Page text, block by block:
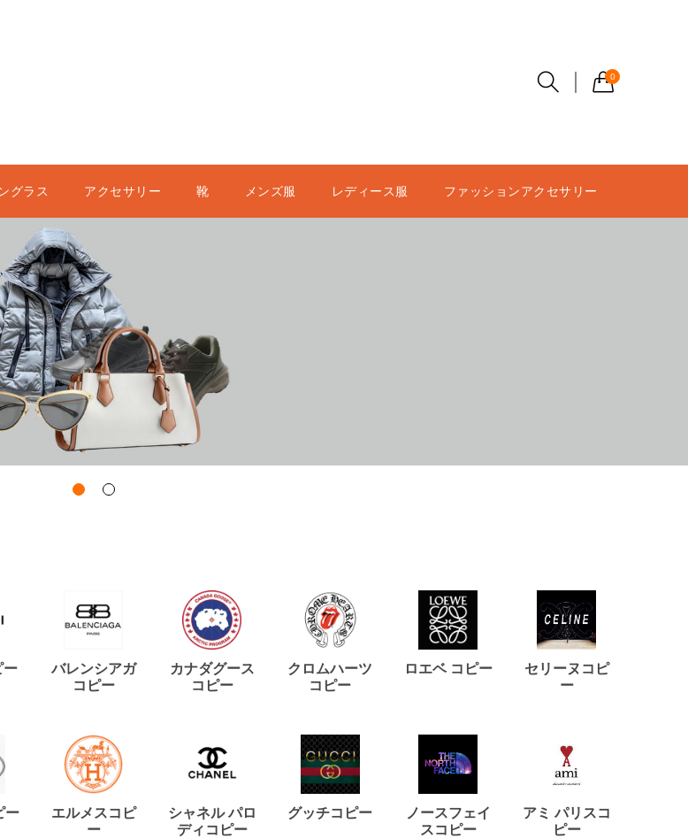
0
グラス アクセサリー 靴 メンズ服 レディース服 ファッションアクセサリー
ー
バレンシアガ
コピー
カナダグース
コピー
クロムハーツ
コピー
ロエベ コピー
セリーヌコピ
ー
ー
エルメスコピ
ー
シャネル パロ
ディコピー
グッチコピー
ノースフェイ
スコピー
アミ パリスコ
ピー